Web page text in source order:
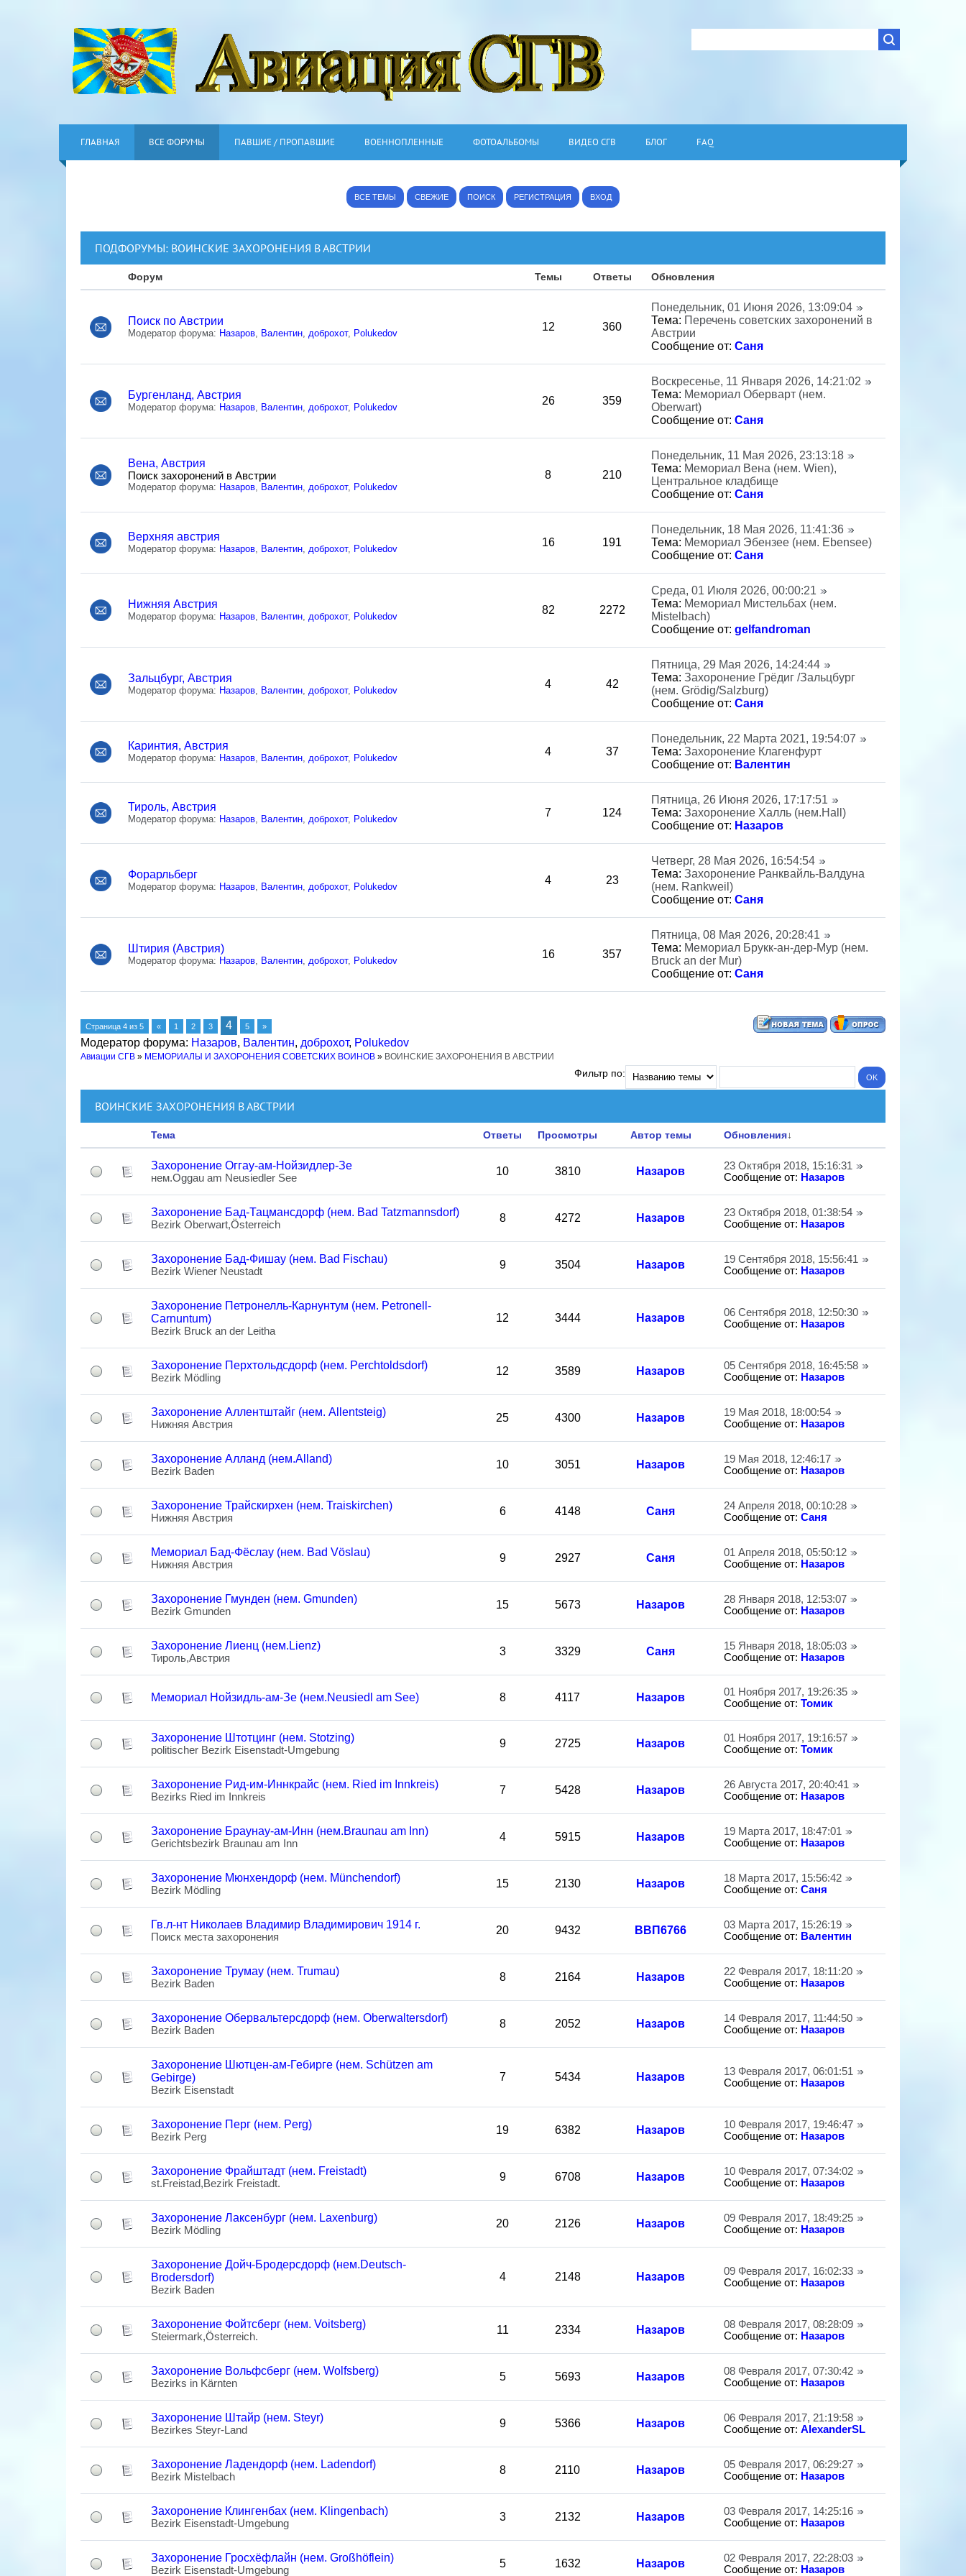
ГЛАВНАЯ ВСЕ ФОРУМЫ ПАВШИЕ / ПРОПАВШИЕ ВОЕННОПЛЕННЫЕ ФОТОАЛЬБОМЫ ВИДЕО СГВ БЛОГ FAQ
ВСЕ ТЕМЫ СВЕЖИЕ ПОИСК РЕГИСТРАЦИЯ ВХОД
ПОДФОРУМЫ: ВОИНСКИЕ ЗАХОРОНЕНИЯ В АВСТРИИ
Форум Темы Ответы Обновления
Поиск по Австрии
Модератор форума: Назаров, Валентин, доброхот, Polukedov
12 360
Понедельник, 01 Июня 2026, 13:09:04
Тема: Перечень советских захоронений в
Австрии
Сообщение от: Саня
Бургенланд, Австрия
Модератор форума: Назаров, Валентин, доброхот, Polukedov
26 359
Воскресенье, 11 Января 2026, 14:21:02
Тема: Мемориал Оберварт (нем.
Oberwart)
Сообщение от: Саня
Вена, Австрия
Поиск захоронений в Австрии
Модератор форума: Назаров, Валентин, доброхот, Polukedov
8 210
Понедельник, 11 Мая 2026, 23:13:18
Тема: Мемориал Вена (нем. Wien),
Центральное кладбище
Сообщение от: Саня
Верхняя австрия
Модератор форума: Назаров, Валентин, доброхот, Polukedov
16 191
Понедельник, 18 Мая 2026, 11:41:36
Тема: Мемориал Эбензее (нем. Ebensee)
Сообщение от: Саня
Нижняя Австрия
Модератор форума: Назаров, Валентин, доброхот, Polukedov
82 2272
Среда, 01 Июля 2026, 00:00:21
Тема: Мемориал Мистельбах (нем.
Mistelbach)
Сообщение от: gelfandroman
Зальцбург, Австрия
Модератор форума: Назаров, Валентин, доброхот, Polukedov
4 42
Пятница, 29 Мая 2026, 14:24:44
Тема: Захоронение Грёдиг /Зальцбург
(нем. Grödig/Salzburg)
Сообщение от: Саня
Каринтия, Австрия
Модератор форума: Назаров, Валентин, доброхот, Polukedov
4 37
Понедельник, 22 Марта 2021, 19:54:07
Тема: Захоронение Клагенфурт
Сообщение от: Валентин
Тироль, Австрия
Модератор форума: Назаров, Валентин, доброхот, Polukedov
7 124
Пятница, 26 Июня 2026, 17:17:51
Тема: Захоронение Халль (нем.Hall)
Сообщение от: Назаров
Форарльберг
Модератор форума: Назаров, Валентин, доброхот, Polukedov
4 23
Четверг, 28 Мая 2026, 16:54:54
Тема: Захоронение Ранквайль-Валдуна
(нем. Rankweil)
Сообщение от: Саня
Штирия (Австрия)
Модератор форума: Назаров, Валентин, доброхот, Polukedov
16 357
Пятница, 08 Мая 2026, 20:28:41
Тема: Мемориал Брукк-ан-дер-Мур (нем.
Bruck an der Mur)
Сообщение от: Саня
Страница 4 из 5 « 1 2 3 4 5 »
Модератор форума: Назаров, Валентин, доброхот, Polukedov
Авиации СГВ » МЕМОРИАЛЫ И ЗАХОРОНЕНИЯ СОВЕТСКИХ ВОИНОВ » ВОИНСКИЕ ЗАХОРОНЕНИЯ В АВСТРИИ
Фильтр по:
ВОИНСКИЕ ЗАХОРОНЕНИЯ В АВСТРИИ
Тема Ответы Просмотры Автор темы Обновления↓
Захоронение Оггау-ам-Нойзидлер-Зе
нем.Oggau am Neusiedler See
10 3810 Назаров
23 Октября 2018, 15:16:31
Сообщение от: Назаров
Захоронение Бад-Тацмансдорф (нем. Bad Tatzmannsdorf)
Bezirk Oberwart,Österreich
8 4272 Назаров
23 Октября 2018, 01:38:54
Сообщение от: Назаров
Захоронение Бад-Фишау (нем. Bad Fischau)
Bezirk Wiener Neustadt
9 3504 Назаров
19 Сентября 2018, 15:56:41
Сообщение от: Назаров
Захоронение Петронелль-Карнунтум (нем. Petronell-
Carnuntum)
Bezirk Bruck an der Leitha
12 3444 Назаров
06 Сентября 2018, 12:50:30
Сообщение от: Назаров
Захоронение Перхтольдсдорф (нем. Perchtoldsdorf)
Bezirk Mödling
12 3589 Назаров
05 Сентября 2018, 16:45:58
Сообщение от: Назаров
Захоронение Аллентштайг (нем. Allentsteig)
Нижняя Австрия
25 4300 Назаров
19 Мая 2018, 18:00:54
Сообщение от: Назаров
Захоронение Алланд (нем.Alland)
Bezirk Baden
10 3051 Назаров
19 Мая 2018, 12:46:17
Сообщение от: Назаров
Захоронение Трайскирхен (нем. Traiskirchen)
Нижняя Австрия
6 4148 Саня
24 Апреля 2018, 00:10:28
Сообщение от: Саня
Мемориал Бад-Фёслау (нем. Bad Vöslau)
Нижняя Австрия
9 2927 Саня
01 Апреля 2018, 05:50:12
Сообщение от: Назаров
Захоронение Гмунден (нем. Gmunden)
Bezirk Gmunden
15 5673 Назаров
28 Января 2018, 12:53:07
Сообщение от: Назаров
Захоронение Лиенц (нем.Lienz)
Тироль,Австрия
3 3329 Саня
15 Января 2018, 18:05:03
Сообщение от: Назаров
Мемориал Нойзидль-ам-Зе (нем.Neusiedl am See) 8 4117 Назаров
01 Ноября 2017, 19:26:35
Сообщение от: Томик
Захоронение Штотцинг (нем. Stotzing)
politischer Bezirk Eisenstadt-Umgebung
9 2725 Назаров
01 Ноября 2017, 19:16:57
Сообщение от: Томик
Захоронение Рид-им-Иннкрайс (нем. Ried im Innkreis)
Bezirks Ried im Innkreis
7 5428 Назаров
26 Августа 2017, 20:40:41
Сообщение от: Назаров
Захоронение Браунау-ам-Инн (нем.Braunau am Inn)
Gerichtsbezirk Braunau am Inn
4 5915 Назаров
19 Марта 2017, 18:47:01
Сообщение от: Назаров
Захоронение Мюнхендорф (нем. Münchendorf)
Bezirk Mödling
15 2130 Назаров
18 Марта 2017, 15:56:42
Сообщение от: Саня
Гв.л-нт Николаев Владимир Владимирович 1914 г.
Поиск места захоронения
20 9432 ВВП6766
03 Марта 2017, 15:26:19
Сообщение от: Валентин
Захоронение Трумау (нем. Trumau)
Bezirk Baden
8 2164 Назаров
22 Февраля 2017, 18:11:20
Сообщение от: Назаров
Захоронение Обервальтерсдорф (нем. Oberwaltersdorf)
Bezirk Baden
8 2052 Назаров
14 Февраля 2017, 11:44:50
Сообщение от: Назаров
Захоронение Шютцен-ам-Гебирге (нем. Schützen am
Gebirge)
Bezirk Eisenstadt
7 5434 Назаров
13 Февраля 2017, 06:01:51
Сообщение от: Назаров
Захоронение Перг (нем. Perg)
Bezirk Perg
19 6382 Назаров
10 Февраля 2017, 19:46:47
Сообщение от: Назаров
Захоронение Фрайштадт (нем. Freistadt)
st.Freistad,Bezirk Freistadt.
9 6708 Назаров
10 Февраля 2017, 07:34:02
Сообщение от: Назаров
Захоронение Лаксенбург (нем. Laxenburg)
Bezirk Mödling
20 2126 Назаров
09 Февраля 2017, 18:49:25
Сообщение от: Назаров
Захоронение Дойч-Бродерсдорф (нем.Deutsch-
Brodersdorf)
Bezirk Baden
4 2148 Назаров
09 Февраля 2017, 16:02:33
Сообщение от: Назаров
Захоронение Фойтсберг (нем. Voitsberg)
Steiermark,Österreich.
11 2334 Назаров
08 Февраля 2017, 08:28:09
Сообщение от: Назаров
Захоронение Вольфсберг (нем. Wolfsberg)
Bezirks in Kärnten
5 5693 Назаров
08 Февраля 2017, 07:30:42
Сообщение от: Назаров
Захоронение Штайр (нем. Steyr)
Bezirkes Steyr-Land
9 5366 Назаров
06 Февраля 2017, 21:19:58
Сообщение от: AlexanderSL
Захоронение Ладендорф (нем. Ladendorf)
Bezirk Mistelbach
8 2110 Назаров
05 Февраля 2017, 06:29:27
Сообщение от: Назаров
Захоронение Клингенбах (нем. Klingenbach)
Bezirk Eisenstadt-Umgebung
3 2132 Назаров
03 Февраля 2017, 14:25:16
Сообщение от: Назаров
Захоронение Гросхёфлайн (нем. Großhöflein)
Bezirk Eisenstadt-Umgebung
5 1632 Назаров
02 Февраля 2017, 22:28:03
Сообщение от: Назаров